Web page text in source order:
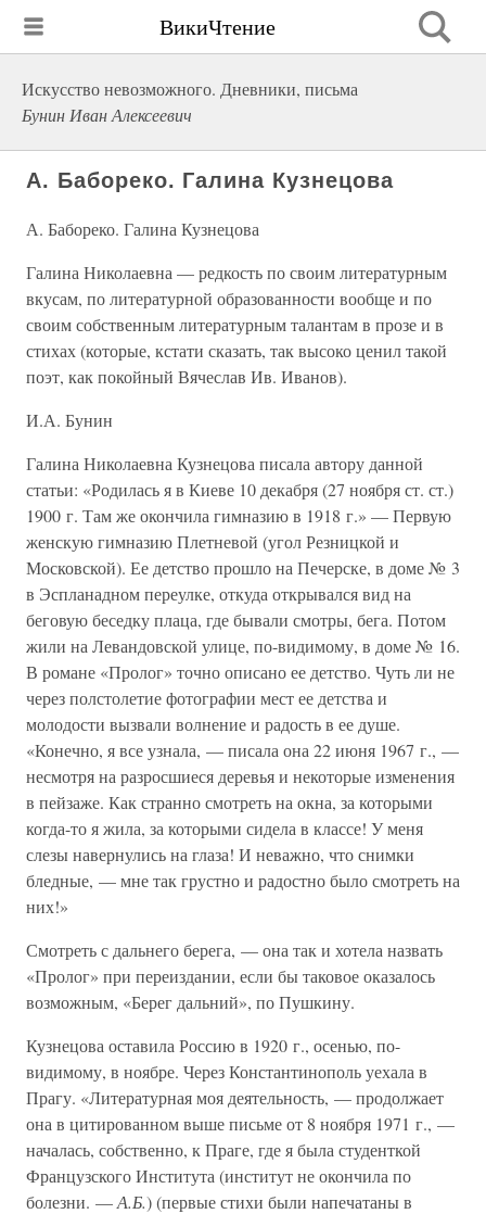
ВикиЧтение
Искусство невозможного. Дневники, письма
Бунин Иван Алексеевич
А. Бабореко. Галина Кузнецова
А. Бабореко. Галина Кузнецова
Галина Николаевна — редкость по своим литературным
вкусам, по литературной образованности вообще и по
своим собственным литературным талантам в прозе и в
стихах (которые, кстати сказать, так высоко ценил такой
поэт, как покойный Вячеслав Ив. Иванов).
И.А. Бунин
Галина Николаевна Кузнецова писала автору данной
статьи: «Родилась я в Киеве 10 декабря (27 ноября ст. ст.)
1900 г. Там же окончила гимназию в 1918 г.» — Первую
женскую гимназию Плетневой (угол Резницкой и
Московской). Ее детство прошло на Печерске, в доме № 3
в Эспланадном переулке, откуда открывался вид на
беговую беседку плаца, где бывали смотры, бега. Потом
жили на Левандовской улице, по-видимому, в доме № 16.
В романе «Пролог» точно описано ее детство. Чуть ли не
через полстолетие фотографии мест ее детства и
молодости вызвали волнение и радость в ее душе.
«Конечно, я все узнала, — писала она 22 июня 1967 г., —
несмотря на разросшиеся деревья и некоторые изменения
в пейзаже. Как странно смотреть на окна, за которыми
когда-то я жила, за которыми сидела в классе! У меня
слезы навернулись на глаза! И неважно, что снимки
бледные, — мне так грустно и радостно было смотреть на
них!»
Смотреть с дальнего берега, — она так и хотела назвать
«Пролог» при переиздании, если бы таковое оказалось
возможным, «Берег дальний», по Пушкину.
Кузнецова оставила Россию в 1920 г., осенью, по-
видимому, в ноябре. Через Константинополь уехала в
Прагу. «Литературная моя деятельность, — продолжает
она в цитированном выше письме от 8 ноября 1971 г., —
началась, собственно, к Праге, где я была студенткой
Французского Института (институт не окончила по
болезни. —А.Б.) (первые стихи были напечатаны в